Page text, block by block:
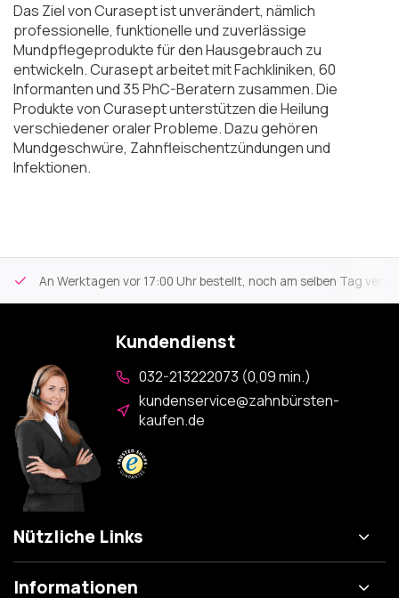
Das Ziel von Curasept ist unverändert, nämlich
professionelle, funktionelle und zuverlässige
Mundpflegeprodukte für den Hausgebrauch zu
entwickeln. Curasept arbeitet mit Fachkliniken, 60
Informanten und 35 PhC-Beratern zusammen. Die
Produkte von Curasept unterstützen die Heilung
verschiedener oraler Probleme. Dazu gehören
Mundgeschwüre, Zahnfleischentzündungen und
Infektionen.
An Werktagen vor 17:00 Uhr bestellt, noch am selben Tag
Kundendienst
032-213222073 (0,09 min.)
kundenservice@zahnbürsten-
kaufen.de
Nützliche Links
Informationen